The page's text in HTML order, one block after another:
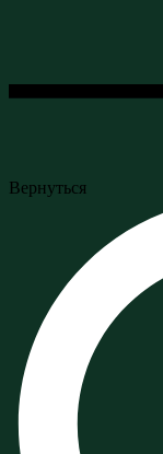
Вернуться